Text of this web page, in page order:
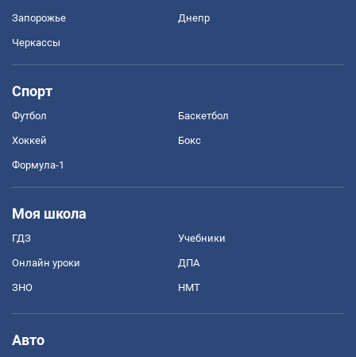
Запорожье Днепр
Черкассы
Спорт
Футбол Баскетбол
Хоккей Бокс
Формула-1
Моя школа
ГДЗ Учебники
Онлайн уроки ДПА
ЗНО НМТ
Авто